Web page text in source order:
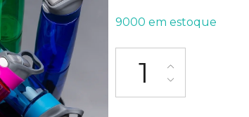
9000 em estoque